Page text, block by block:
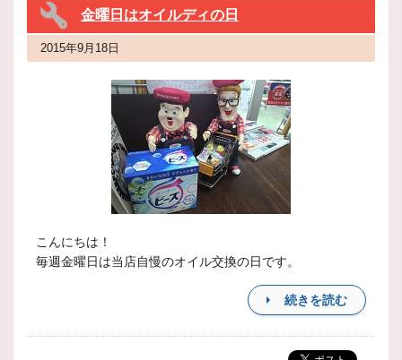
金曜日はオイルディの日
2015年9月18日
こんにちは！
毎週金曜日は当店自慢のオイル交換の日です。
続きを読む